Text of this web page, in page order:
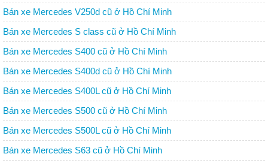
Bán xe Mercedes V250d cũ ở Hồ Chí Minh
Bán xe Mercedes S class cũ ở Hồ Chí Minh
Bán xe Mercedes S400 cũ ở Hồ Chí Minh
Bán xe Mercedes S400d cũ ở Hồ Chí Minh
Bán xe Mercedes S400L cũ ở Hồ Chí Minh
Bán xe Mercedes S500 cũ ở Hồ Chí Minh
Bán xe Mercedes S500L cũ ở Hồ Chí Minh
Bán xe Mercedes S63 cũ ở Hồ Chí Minh